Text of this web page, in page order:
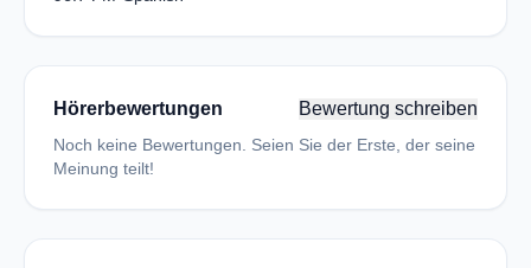
Hörerbewertungen Bewertung schreiben
Noch keine Bewertungen. Seien Sie der Erste, der seine
Meinung teilt!